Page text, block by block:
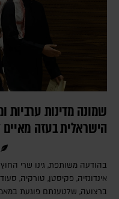
שמונה מדינות ערביות
הישראלית בעזה
בהודעה משותפת, גינו שרי
אינדונזיה, פקיסטן, טורקיה,
ברצועה, שלטענתם פוגעת